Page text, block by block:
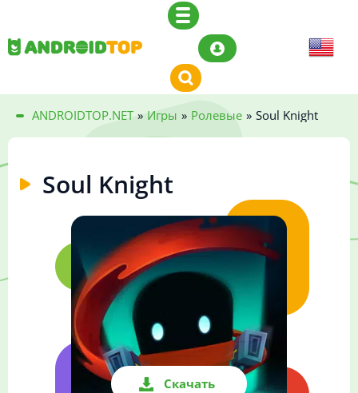
ANDROIDTOP.NET » Игры » Ролевые » Soul Knight
Soul Knight
Скачать